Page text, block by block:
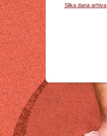
Slika dana arhiva